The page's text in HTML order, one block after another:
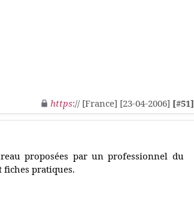
https:// [France] [23-04-2006] [#51]
proposées par un professionnel du
fiches pratiques.